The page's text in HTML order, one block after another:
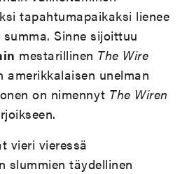
tapahtumapaikaksi lienee
Sinne sijoittuu
mestarillinen The Wire
amerikkalaisen unelman
on nimennyt The Wiren
vieri vieressä
slummien täydellinen